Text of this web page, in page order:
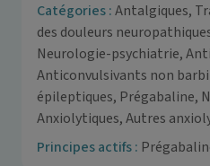
Catégories :Antalgiques,
des douleurs
Neurologie-psychiatrie,
Anticonvulsivants non
épileptiques, Prégabaline,
Anxiolytiques, Autres
Principes actifs :